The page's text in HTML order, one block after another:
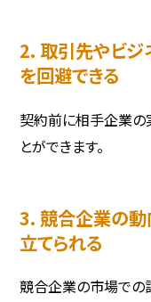
2. 取引先やビジ
を回避できる
契約前に相手企業の
とができます。
3. 競合企業の動
立てられる
競合企業の市場での